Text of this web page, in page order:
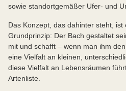
sowie standortgemäßer Ufer- und
Das Konzept, das dahinter steht,
Grundprinzip: Der Bach gestaltet
mit und schafft – wenn man ihm
eine Vielfalt an kleinen,
diese Vielfalt an Lebensräumen
Artenliste.